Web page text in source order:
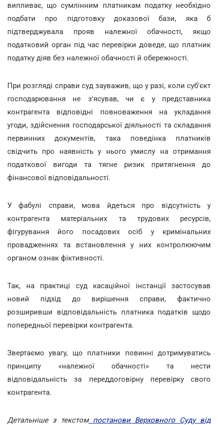
випливає, що сумлінним платникам податку необхідно
подбати про підготовку доказової бази, яка б
підтверджувала прояв належної обачності, якщо
податковий орган під час перевірки доведе, що платник
податку діяв без належної обачності й обережності.
При розгляді справи суд зауважив, що у разі, коли суб'єкт
господарювання не з'ясував, чи є у представника
контрагента відповідні повноваження на укладання
угоди, здійснення господарської діяльності та складання
первинних документів, така поведінка платників
свідчить про наявність у нього умислу на отримання
податкової вигоди та тягне ризик притягнення до
фінансової відповідальності.
У фабулі справи, мова йдеться про відсутність у
контрагента матеріальних та трудових ресурсів,
фігурування його посадових осіб у кримінальних
провадженнях та встановлення у них контролюючим
органом ознак фіктивності.
Так, на практиці суд касаційної інстанції застосував
новий підхід до вирішення справи, фактично
розширивши відповідальність платника податків щодо
попередньої перевірки контрагента.
Звертаємо увагу, що платники повинні дотримуватись
принципу «належної обачності» та нести
відповідальність за переддоговірну перевірку свого
контрагента.
Детальніше з текстомпостанови Верховного Суду від